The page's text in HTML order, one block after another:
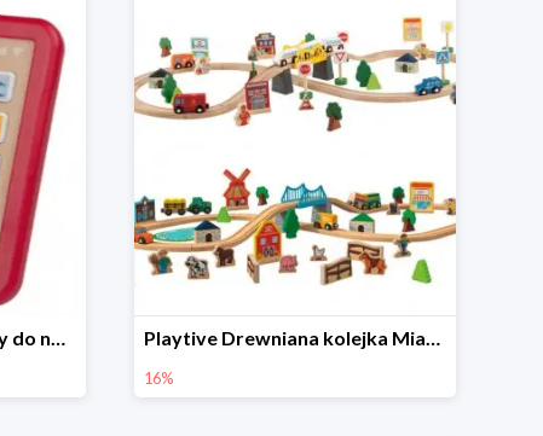
Playtive Tablet drewniany do nauki, interaktywny Playtive Drewniana kolejka Miasto lub Farma
16%